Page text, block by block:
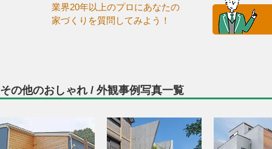
業界20年以上のプロにあなたの
家づくりを質問してみよう！
その他のおしゃれ / 外観事例写真一覧